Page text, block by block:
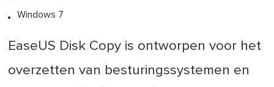
Windows 7
EaseUS Disk Copy is ontworpen voor het
overzetten van besturingssystemen en